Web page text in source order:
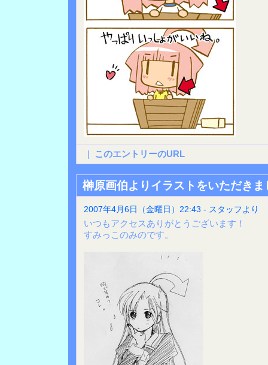
| このエントリーのURL
榊原画伯よりイラストをいただきま
2007年4月6日（金曜日）22:43 - スタッフより
いつもアクセスありがとうございます！
すみっこのみのです。